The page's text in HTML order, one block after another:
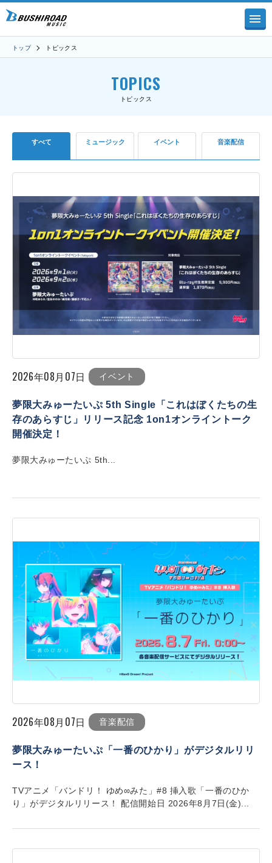
トップ トピックス
TOPICS
トピックス
すべて ミュージック イベント 音楽配信
2026年08月07日 イベント
夢限大みゅーたいぷ 5th Single「これはぼくたちの生
存のあらすじ」リリース記念 1on1オンライントーク
開催決定！
夢限大みゅーたいぷ 5th...
2026年08月07日 音楽配信
夢限大みゅーたいぷ「一番のひかり」がデジタルリリ
ース！
TVアニメ「バンドリ！ ゆめ∞みた」#8 挿入歌「一番のひか
り」がデジタルリリース！ 配信開始日 2026年8月7日(金)...